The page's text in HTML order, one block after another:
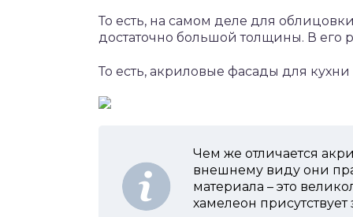
То есть, на самом деле для
достаточно большой толщины. В его
То есть, акриловые фасады для
Чем же отличается
внешнему виду они
материала – это
хамелеон присутствует